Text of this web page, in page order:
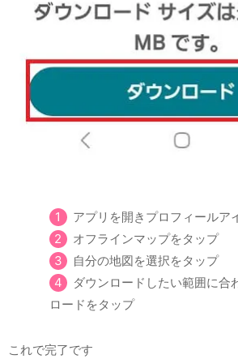
アプリを開きプロフィールア
オフラインマップをタップ
自分の地図を選択をタップ
ダウンロードしたい範囲に合
ロードをタップ
これで完了です